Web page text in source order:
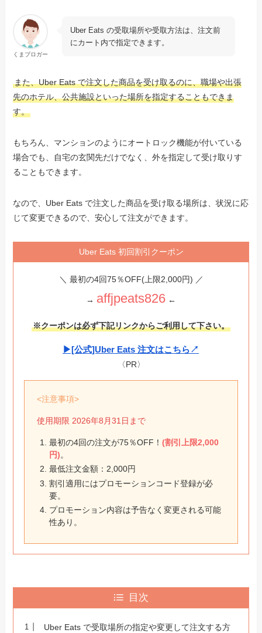
くまブロガー
Uber Eats の受取場所や受取方法は、注文前
にカート内で指定できます。
また、Uber Eats で注文した商品を受け取るのに、職場や出張
先のホテル、公共施設といった場所を指定することもできま
す。
もちろん、マンションのようにオートロック機能が付いている
場合でも、自宅の玄関先だけでなく、外を指定して受け取りす
ることもできます。
なので、Uber Eats で注文した商品を受け取る場所は、状況に応
じて変更できるので、安心して注文ができます。
Uber Eats 初回割引クーポン
＼ 最初の4回75％OFF(上限2,000円) ／
→ affjpeats826 ←
※クーポンは必ず下記リンクからご利用して下さい。
▶︎[公式]Uber Eats 注文はこちら↗︎
〈PR〉
<注意事項>
使用期限 2026年8月31日まで
最初の4回の注文が75％OFF！ (割引上限2,000
円)。
最低注文金額：2,000円
割引適用にはプロモーションコード登録が必
要。
プロモーション内容は予告なく変更される可能
性あり。
目次
Uber Eats で受取場所の指定や変更して注文する方